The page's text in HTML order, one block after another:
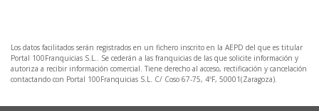
Los datos facilitados serán registrados en un fichero inscrito en la AEPD del que es titular
Portal 100Franquicias S.L.. Se cederán a las franquicias de las que solicite información y
autoriza a recibir información comercial. Tiene derecho al acceso, rectificación y cancelación
contactando con Portal 100Franquicias S.L. C/ Coso 67-75, 4ºF, 50001(Zaragoza).